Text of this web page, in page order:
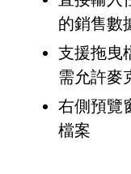
的銷售數
支援拖曳
需允許麥
右側預覽
檔案